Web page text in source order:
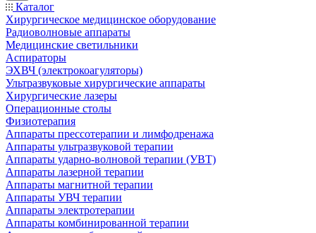
Каталог
Хирургическое медицинское оборудование
Радиоволновые аппараты
Медицинские светильники
Аспираторы
ЭХВЧ (электрокоагуляторы)
Ультразвуковые хирургические аппараты
Хирургические лазеры
Операционные столы
Физиотерапия
Аппараты прессотерапии и лимфодренажа
Аппараты ультразвуковой терапии
Аппараты ударно-волновой терапии (УВТ)
Аппараты лазерной терапии
Аппараты магнитной терапии
Аппараты УВЧ терапии
Аппараты электротерапии
Аппараты комбинированной терапии